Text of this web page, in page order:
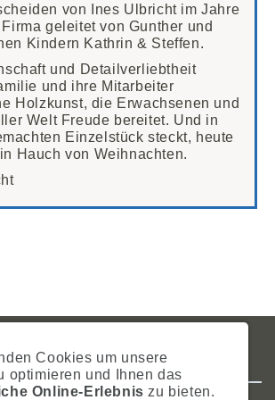
von Ines Ulbricht im Jahre
geleitet von Gunther und
Kindern Kathrin & Steffen.
und Detailverliebtheit
und ihre Mitarbeiter
Holzkunst, die Erwachsenen und
Welt Freude bereitet. Und in
Einzelstück steckt, heute
Hauch von Weihnachten.
SITEMAPHILFECOOKIES
Cookies um unsere
optimieren und Ihnen das
Online-Erlebnis zu bieten.